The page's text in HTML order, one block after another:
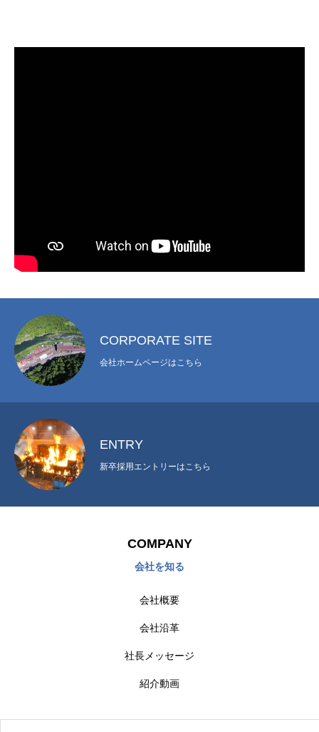
CORPORATE SITE
会社ホームページはこちら
ENTRY
新卒採用エントリーはこちら
COMPANY
会社を知る
会社概要
会社沿革
社長メッセージ
紹介動画